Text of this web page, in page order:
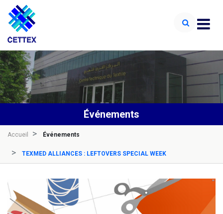
Événements
Accueil Événements
TEXMED ALLIANCES : LEFTOVERS SPECIAL WEEK